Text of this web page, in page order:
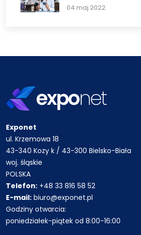
04 maj 2022
Exponet
ul. Krzemowa 18
43-340 Kozy k / 43-300 Bielsko-Biała
woj. śląskie
POLSKA
Telefon: +48 33 816 58 52
E-mail: biuro@exponet.pl
Godziny otwarcia:
poniedziałek-piątek od 8:00-16:00